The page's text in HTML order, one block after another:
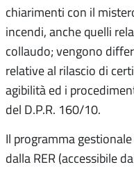
chiarimenti con il
incendi, anche quelli
collaudo; vengono
relative al rilascio di
agibilità ed i
del D.P.R. 160/10.
Il programma
dalla RER (accessibile